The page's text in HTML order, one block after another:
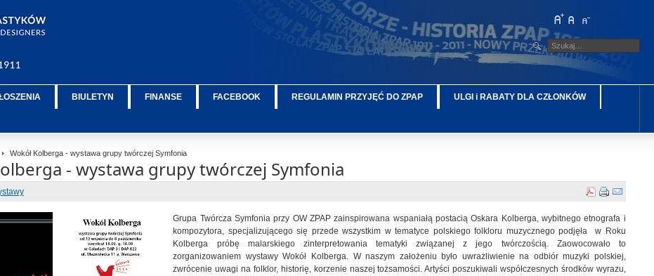
BIULETYN FINANSE FACEBOOK REGULAMIN PRZYJĘĆ DO ZPAP ULGI i RABATY DLA CZŁONKÓW
Wokół Kolberga - wystawa grupy twórczej Symfonia
- wystawa grupy twórczej Symfonia
Grupa Twórcza Symfonia przy OW ZPAP zainspirowana wspaniałą postacią Oskara Kolberga, wybitnego etnografa i
kompozytora, specjalizującego się przede wszystkim w tematyce polskiego folkloru muzycznego podjęła w Roku
Kolberga próbę malarskiego zinterpretowania tematyki związanej z jego twórczością. Zaowocowało to
zorganizowaniem wystawy Wokół Kolberga. W naszym założeniu było uwrażliwienie na odbiór muzyki polskiej,
zwrócenie uwagi na folklor, historię, korzenie naszej tożsamości. Artyści poszukiwali współczesnych środków wyrazu,